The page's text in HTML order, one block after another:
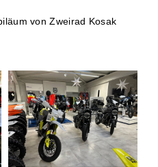
von Zweirad Kosak